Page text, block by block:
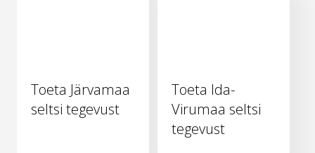
Toeta Järvamaa
seltsi tegevust
Toeta Ida-
Virumaa seltsi
tegevust